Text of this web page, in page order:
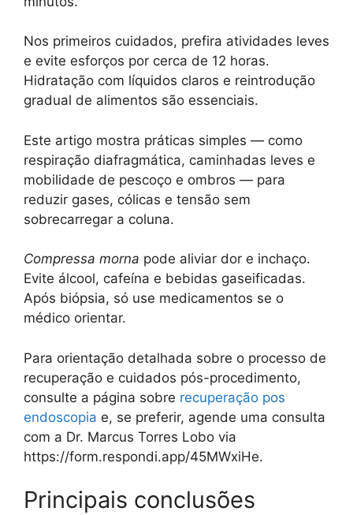
Nos primeiros cuidados, prefira atividades leves
e evite esforços por cerca de 12 horas.
Hidratação com líquidos claros e reintrodução
gradual de alimentos são essenciais.
Este artigo mostra práticas simples — como
respiração diafragmática, caminhadas leves e
mobilidade de pescoço e ombros — para
reduzir gases, cólicas e tensão sem
sobrecarregar a coluna.
Compressa morna pode aliviar dor e inchaço.
Evite álcool, cafeína e bebidas gaseificadas.
Após biópsia, só use medicamentos se o
médico orientar.
Para orientação detalhada sobre o processo de
recuperação e cuidados pós-procedimento,
consulte a página sobre recuperação pos
endoscopia e, se preferir, agende uma consulta
com a Dr. Marcus Torres Lobo via
https://form.respondi.app/45MWxiHe.
Principais conclusões